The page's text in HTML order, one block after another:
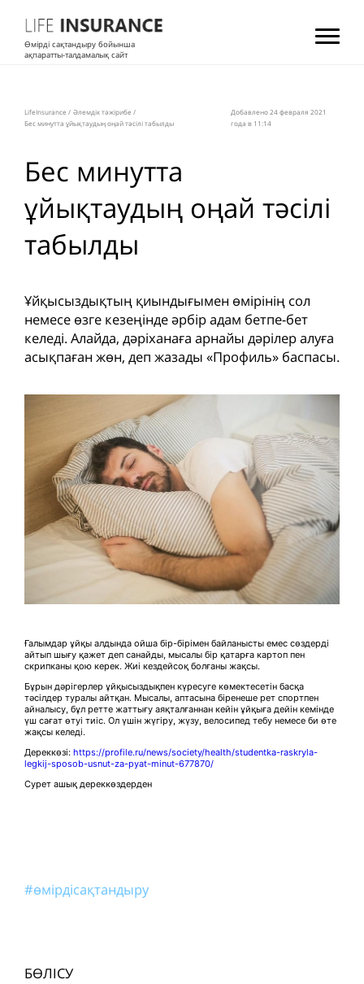
Өмірді сақтандыру бойынша
ақпаратты-талдамалық сайт
LifeInsurance / Әлемдік тәжірибе /
Бес минутта ұйықтаудың оңай тәсілі табылды
Добавлено 24 февраля 2021
года в 11:14
Бес минутта
ұйықтаудың оңай тәсілі
табылды
Ұйқысыздықтың қиындығымен өмірінің сол
немесе өзге кезеңінде әрбір адам бетпе-бет
келеді. Алайда, дәріханаға арнайы дәрілер алуға
асықпаған жөн, деп жазады «Профиль» баспасы.
Ғалымдар ұйқы алдында ойша бір-бірімен байланысты емес сөздерді
айтып шығу қажет деп санайды, мысалы бір қатарға картоп пен
скрипканы қою керек. Жиі кездейсоқ болғаны жақсы.
Бұрын дәрігерлер ұйқысыздықпен күресуге көмектесетін басқа
тәсілдер туралы айтқан. Мысалы, аптасына біренеше рет спортпен
айналысу, бұл ретте жаттығу аяқталғаннан кейін ұйқыға дейін кемінде
үш сағат өтуі тиіс. Ол үшін жүгіру, жүзу, велосипед тебу немесе би өте
жақсы келеді.
Дереккөзі: https://profile.ru/news/society/health/studentka-raskryla-
legkij-sposob-usnut-za-pyat-minut-677870/
Сурет ашық дереккөздерден
#өмірдісақтандыру
БӨЛІСУ